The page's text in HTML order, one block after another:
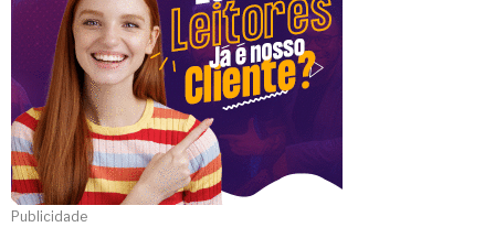
Publicidade